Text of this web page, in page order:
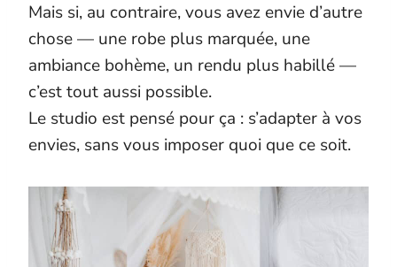
Mais si, au contraire, vous avez envie d’autre
chose — une robe plus marquée, une
ambiance bohème, un rendu plus habillé —
c’est tout aussi possible.
Le studio est pensé pour ça : s’adapter à vos
envies, sans vous imposer quoi que ce soit.